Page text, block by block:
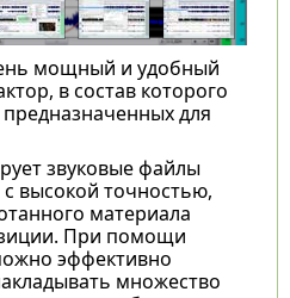
мощный и удобный
в состав которого
для
звуковые файлы
высокой точностью,
материала
При помощи
эффективно
множество